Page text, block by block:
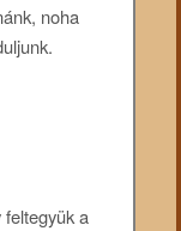
noha
feltegyük a